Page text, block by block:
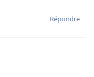
Répondre